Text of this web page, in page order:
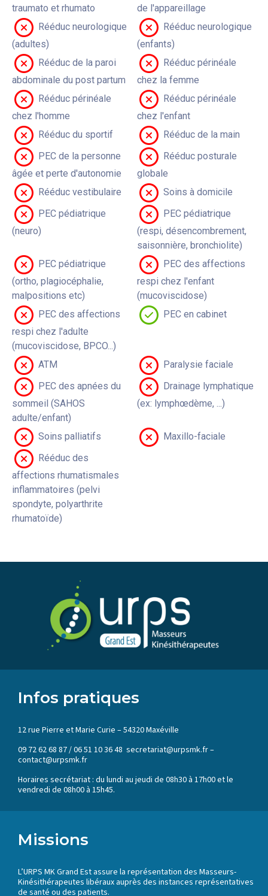
traumato et rhumato
de l'appareillage
Rééduc neurologique
(adultes)
Rééduc neurologique
(enfants)
Rééduc de la paroi
abdominale du post partum
Rééduc périnéale
chez la femme
Rééduc périnéale
chez l'homme
Rééduc périnéale
chez l'enfant
Rééduc du sportif
Rééduc de la main
PEC de la personne
âgée et perte d'autonomie
Rééduc posturale
globale
Rééduc vestibulaire
Soins à domicile
PEC pédiatrique
(neuro)
PEC pédiatrique
(respi, désencombrement,
saisonnière, bronchiolite)
PEC pédiatrique
(ortho, plagiocéphalie,
malpositions etc)
PEC des affections
respi chez l'enfant
(mucoviscidose)
PEC des affections
respi chez l'adulte
(mucoviscidose, BPCO...)
PEC en cabinet
ATM
Paralysie faciale
PEC des apnées du
sommeil (SAHOS
adulte/enfant)
Drainage lymphatique
(ex: lymphœdème, ...)
Soins palliatifs
Maxillo-faciale
Rééduc des
affections rhumatismales
inflammatoires (pelvi
spondyte, polyarthrite
rhumatoïde)
Infos pratiques
12 rue Pierre et Marie Curie – 54320 Maxéville
09 72 62 68 87 / 06 51 10 36 48 secretariat@urpsmk.fr –
contact@urpsmk.fr
Horaires secrétariat : du lundi au jeudi de 08h30 à 17h00 et le
vendredi de 08h00 à 15h45.
Missions
L’URPS MK Grand Est assure la représentation des Masseurs-
Kinésithérapeutes libéraux auprès des instances représentatives
de santé ou des patients.